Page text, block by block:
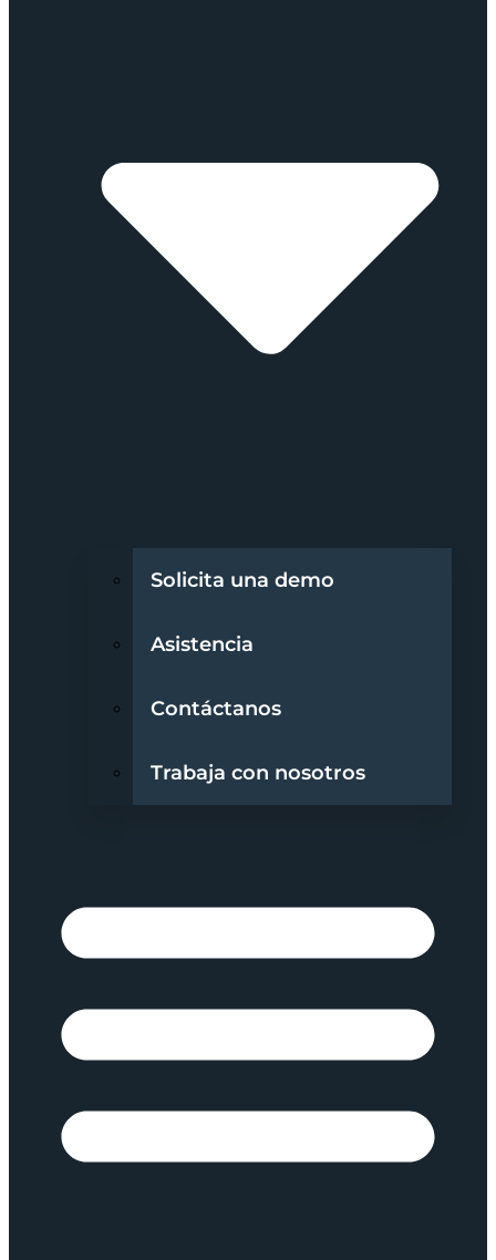
Solicita una demo
Asistencia
Contáctanos
Trabaja con nosotros